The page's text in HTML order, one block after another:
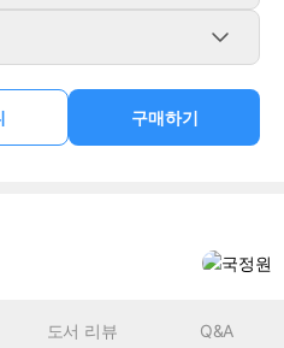
구매하기
도서 리뷰 Q&A